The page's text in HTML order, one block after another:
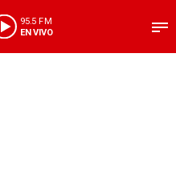
95.5 FM
EN VIVO